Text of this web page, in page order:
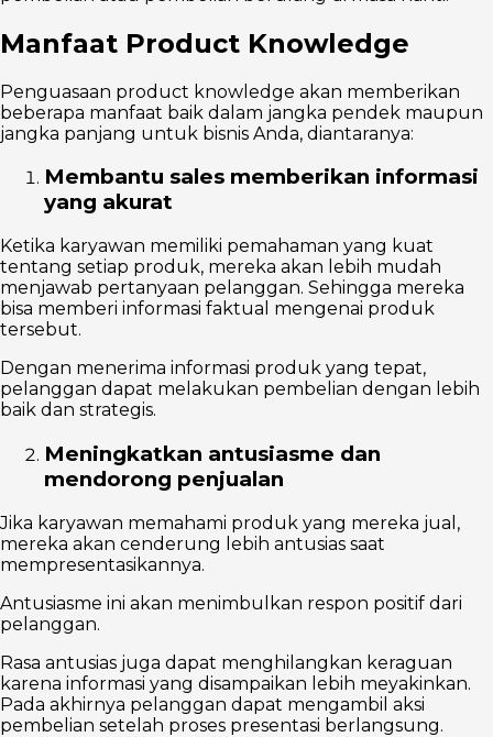
Manfaat Product Knowledge
Penguasaan product knowledge akan memberikan
beberapa manfaat baik dalam jangka pendek maupun
jangka panjang untuk bisnis Anda, diantaranya:
Membantu sales memberikan informasi
yang akurat
Ketika karyawan memiliki pemahaman yang kuat
tentang setiap produk, mereka akan lebih mudah
menjawab pertanyaan pelanggan. Sehingga mereka
bisa memberi informasi faktual mengenai produk
tersebut.
Dengan menerima informasi produk yang tepat,
pelanggan dapat melakukan pembelian dengan lebih
baik dan strategis.
Meningkatkan antusiasme dan
mendorong penjualan
Jika karyawan memahami produk yang mereka jual,
mereka akan cenderung lebih antusias saat
mempresentasikannya.
Antusiasme ini akan menimbulkan respon positif dari
pelanggan.
Rasa antusias juga dapat menghilangkan keraguan
karena informasi yang disampaikan lebih meyakinkan.
Pada akhirnya pelanggan dapat mengambil aksi
pembelian setelah proses presentasi berlangsung.